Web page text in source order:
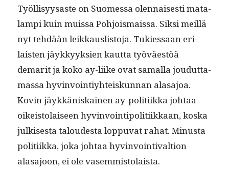
Työl­lisyysaste on Suomes­sa olen­nais­es­ti mata­
lampi kuin muis­sa Pohjo­is­mais­sa. Sik­si meil­lä
nyt tehdään leikkaus­lis­to­ja. Tukies­saan eri­
lais­ten jäykkyyk­sien kaut­ta työväestöä
demar­it ja koko ay-liike ovat samal­la joudut­ta­
mas­sa hyv­in­voin­tiy­hteiskun­nan alasajoa.
Kovin jäykkäniskainen ay-poli­ti­ik­ka johtaa
oikeis­to­laiseen hyv­in­voin­tipoli­ti­ikkaan, kos­ka
julkises­ta taloud­es­ta lop­pu­vat rahat. Minus­ta
poli­ti­ik­ka, joka johtaa hyv­in­voin­ti­val­tion
alasajoon, ei ole vasemmistolaista.